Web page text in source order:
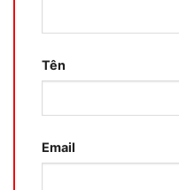
Tên
Email